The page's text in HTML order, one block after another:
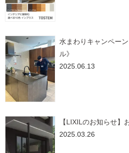
水まわりキャンペー
ル》
2025.06.13
【LIXILのお知らせ】
2025.03.26